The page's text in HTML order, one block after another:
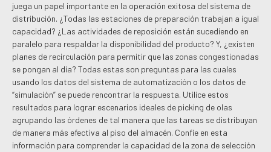
juega un papel importante en la operación exitosa del sistema de
distribución. ¿Todas las estaciones de preparación trabajan a igual
capacidad? ¿Las actividades de reposición están sucediendo en
paralelo para respaldar la disponibilidad del producto? Y, ¿existen
planes de recirculación para permitir que las zonas congestionadas
se pongan al día? Todas estas son preguntas para las cuales
usando los datos del sistema de automatización o los datos de
“simulación” se puede rencontrar la respuesta. Utilice estos
resultados para lograr escenarios ideales de picking de olas
agrupando las órdenes de tal manera que las tareas se distribuyan
de manera más efectiva al piso del almacén. Confíe en esta
información para comprender la capacidad de la zona de selección